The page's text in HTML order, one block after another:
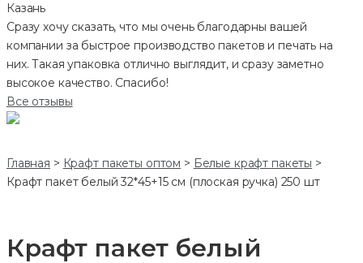
Казань
Сразу хочу сказать, что мы очень благодарны вашей
компании за быстрое производство пакетов и печать на
них. Такая упаковка отлично выглядит, и сразу заметно
высокое качество. Спасибо!
Все отзывы
Главная > Крафт пакеты оптом > Белые крафт пакеты >
Крафт пакет белый 32*45+15 см (плоская ручка) 250 шт
Крафт пакет белый